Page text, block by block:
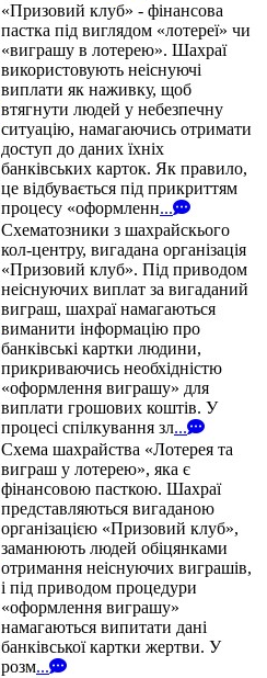
«Призовий клуб» - фінансова
пастка під виглядом «лотереї» чи
«виграшу в лотерею». Шахраї
використовують неіснуючі
виплати як наживку, щоб
втягнути людей у небезпечну
ситуацію, намагаючись отримати
доступ до даних їхніх
банківських карток. Як правило,
це відбувається під прикриттям
процесу «оформленн...
Схематозники з шахрайскього
кол-центру, вигадана організація
«Призовий клуб». Під приводом
неіснуючих виплат за вигаданий
виграш, шахраї намагаються
виманити інформацію про
банківські картки людини,
прикриваючись необхідністю
«оформлення виграшу» для
виплати грошових коштів. У
процесі спілкування зл...
Схема шахрайства «Лотерея та
виграш у лотерею», яка є
фінансовою пасткою. Шахраї
представляються вигаданою
організацією «Призовий клуб»,
заманюють людей обіцянками
отримання неіснуючих виграшів,
і під приводом процедури
«оформлення виграшу»
намагаються випитати дані
банківської картки жертви. У
розм...